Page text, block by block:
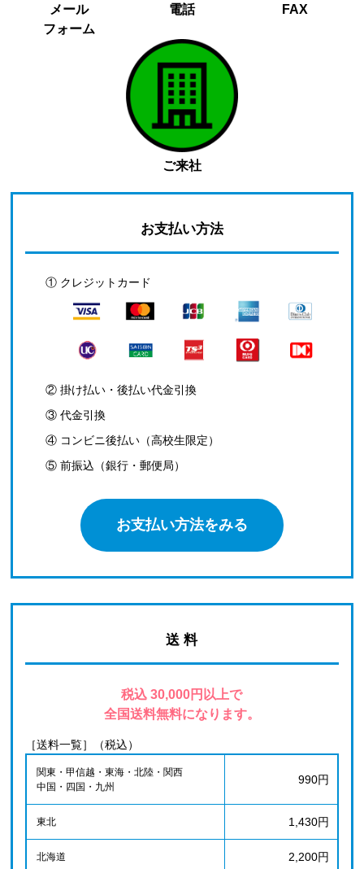
メール
フォーム
電話 FAX
ご来社
お支払い方法
① クレジットカード
② 掛け払い・後払い代金引換
③ 代金引換
④ コンビニ後払い（高校生限定）
⑤ 前振込（銀行・郵便局）
お支払い方法をみる
送 料
税込 30,000円以上で
全国送料無料になります。
［送料一覧］（税込）
関東・甲信越・東海・北陸・関西
中国・四国・九州
990円
東北 1,430円
北海道 2,200円